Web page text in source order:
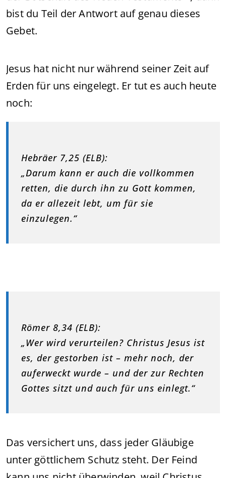
bist du Teil der Antwort auf genau dieses
Gebet.
Jesus hat nicht nur während seiner Zeit auf
Erden für uns eingelegt. Er tut es auch heute
noch:
Hebräer 7,25 (ELB):
„Darum kann er auch die vollkommen
retten, die durch ihn zu Gott kommen,
da er allezeit lebt, um für sie
einzulegen.“
Römer 8,34 (ELB):
„Wer wird verurteilen? Christus Jesus ist
es, der gestorben ist – mehr noch, der
auferweckt wurde – und der zur Rechten
Gottes sitzt und auch für uns einlegt.“
Das versichert uns, dass jeder Gläubige
unter göttlichem Schutz steht. Der Feind